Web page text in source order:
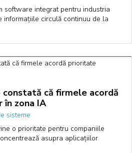
software integrat pentru industria
circulă continuu de la
că firmele acordă
zona IA
sisteme
o prioritate pentru companiile
asupra aplicațiilor